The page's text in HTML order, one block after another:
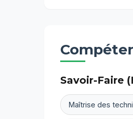
Savoir-Faire
Maîtrise des